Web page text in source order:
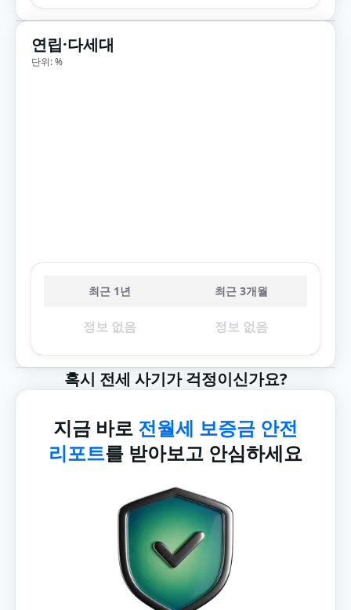
연립·다세대
단위: %
최근 1년 최근 3개월
정보 없음 정보 없음
혹시 전세 사기가 걱정이신가요?
지금 바로 전월세 보증금 안전
리포트를 받아보고 안심하세요